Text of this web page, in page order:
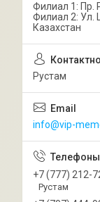
Филиал 1: Пр.
Филиал 2: Ул.
Казахстан
Рустам
info@vip-
+7 (777) 212-
Рустам